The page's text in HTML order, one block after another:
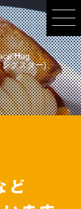
Hug
グスター)